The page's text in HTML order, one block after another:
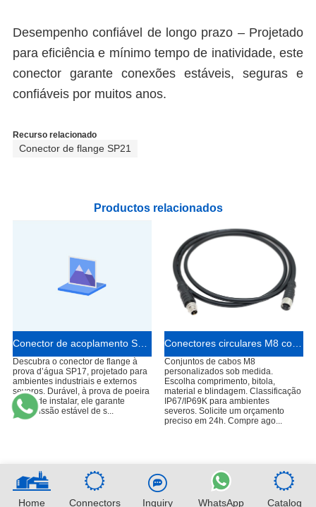
Desempenho confiável de longo prazo – Projetado
para eficiência e mínimo tempo de inatividade, este
conector garante conexões estáveis, seguras e
confiáveis por muitos anos.
Recurso relacionado
Conector de flange SP21
Productos relacionados
Conector de acoplamento SP17 para dispositivos médicos e laboratoriais
Descubra o conector de flange à
prova d’água SP17, projetado para
ambientes industriais e externos
severos. Durável, à prova de poeira
e fácil de instalar, ele garante
transmissão estável de s...
Conectores circulares M8 com cabo personalizado
Conjuntos de cabos M8
personalizados sob medida.
Escolha comprimento, bitola,
material e blindagem. Classificação
IP67/IP69K para ambientes
severos. Solicite um orçamento
preciso em 24h. Compre ago...
Home Connectors Inquiry WhatsApp Catalog